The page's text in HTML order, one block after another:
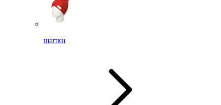
шапки